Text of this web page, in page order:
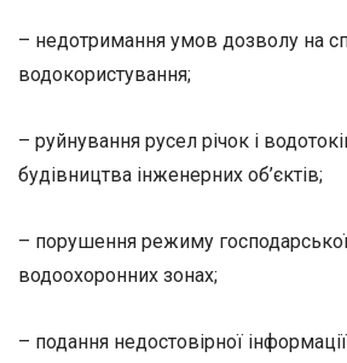
– недотримання умов дозволу на
водокористування;
– руйнування русел річок і
будівництва інженерних об’єктів;
– порушення режиму господарської
водоохоронних зонах;
– подання недостовірної